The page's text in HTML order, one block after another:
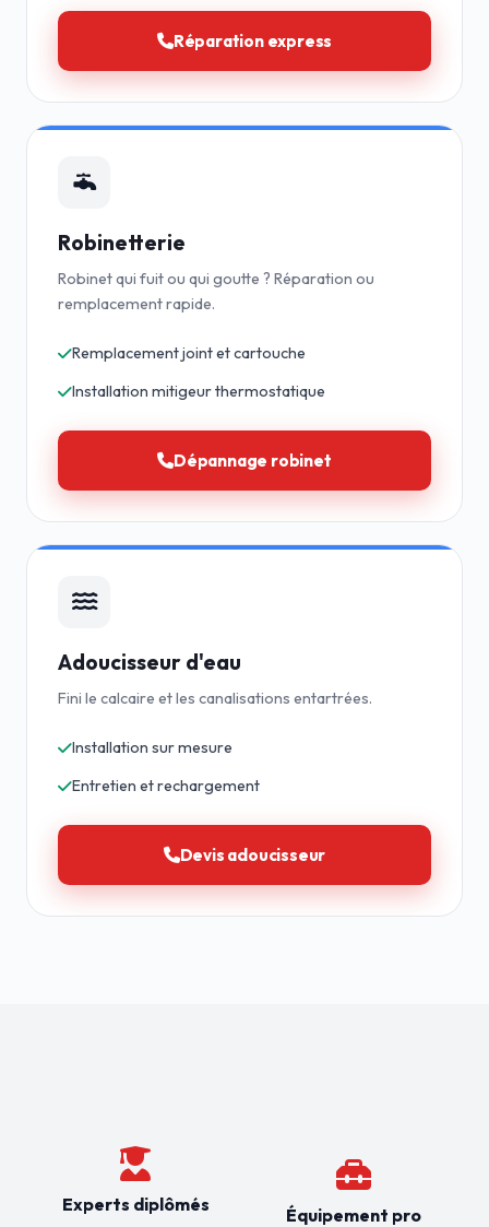
Réparation express
Robinetterie
Robinet qui fuit ou qui goutte ? Réparation ou
remplacement rapide.
Remplacement joint et cartouche
Installation mitigeur thermostatique
Dépannage robinet
Adoucisseur d'eau
Fini le calcaire et les canalisations entartrées.
Installation sur mesure
Entretien et rechargement
Devis adoucisseur
Experts diplômés Équipement pro